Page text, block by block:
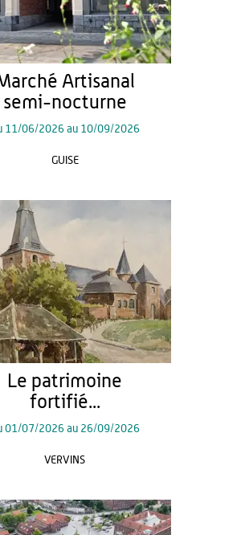
Artisanal
semi-nocturne
11/06/2026 au 10/09/2026
GUISE
Le patrimoine
fortifié...
01/07/2026 au 26/09/2026
VERVINS